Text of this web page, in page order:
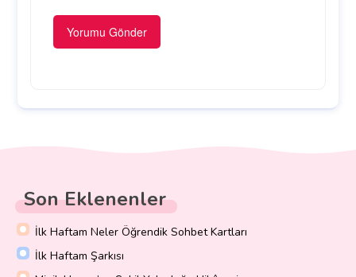
Son Eklenenler
İlk Haftam Neler Öğrendik Sohbet Kartları
İlk Haftam Şarkısı